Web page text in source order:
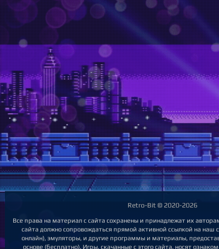
Retro-Bit © 2020-2026
Все права на материал с сайта сохранены и принадлежат их
сайта должно сопровождаться прямой активной ссылкой на наш
онлайн), эмуляторы, и другие программы и материалы,
основе (бесплатно). Игры, скачанные с этого сайта, носят